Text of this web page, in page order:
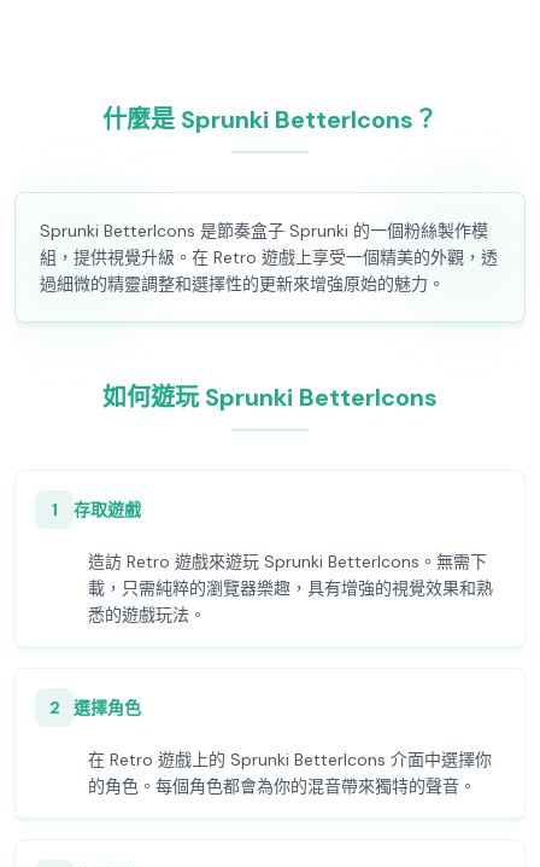
什麼是 Sprunki BetterIcons？
Sprunki BetterIcons 是節奏盒子 Sprunki 的一個粉絲製作模
組，提供視覺升級。在 Retro 遊戲上享受一個精美的外觀，透
過細微的精靈調整和選擇性的更新來增強原始的魅力。
如何遊玩 Sprunki BetterIcons
1 存取遊戲
造訪 Retro 遊戲來遊玩 Sprunki BetterIcons。無需下
載，只需純粹的瀏覽器樂趣，具有增強的視覺效果和熟
悉的遊戲玩法。
2 選擇角色
在 Retro 遊戲上的 Sprunki BetterIcons 介面中選擇你
的角色。每個角色都會為你的混音帶來獨特的聲音。